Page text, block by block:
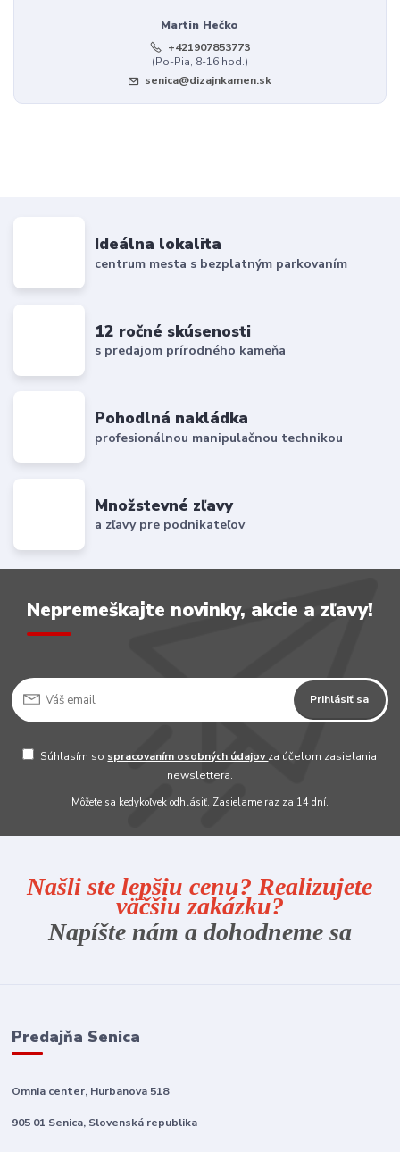
Martin Hečko
+421907853773
(Po-Pia, 8-16 hod.)
senica@dizajnkamen.sk
Ideálna lokalita
centrum mesta s bezplatným parkovaním
12 ročné skúsenosti
s predajom prírodného kameňa
Pohodlná nakládka
profesionálnou manipulačnou technikou
Množstevné zľavy
a zľavy pre podnikateľov
Nepremeškajte novinky, akcie a zľavy!
Prihlásiť sa
Súhlasím so spracovaním osobných údajovza účelom zasielania
newslettera.
Môžete sa kedykoľvek odhlásiť. Zasielame raz za 14 dní.
Našli ste lepšiu cenu? Realizujete
väčšiu zakázku?
Napíšte nám a dohodneme sa
Predajňa Senica
Omnia center, Hurbanova 518
905 01 Senica, Slovenská republika